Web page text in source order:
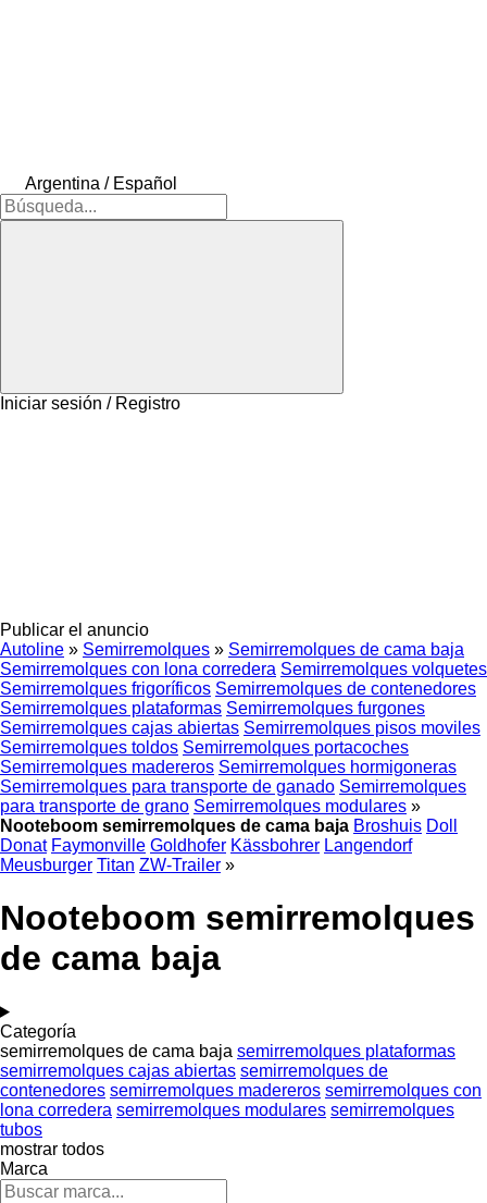
Argentina / Español
Iniciar sesión / Registro
Publicar el anuncio
Autoline » Semirremolques » Semirremolques de cama baja
Semirremolques con lona corredera Semirremolques volquetes
Semirremolques frigoríficos Semirremolques de contenedores
Semirremolques plataformas Semirremolques furgones
Semirremolques cajas abiertas Semirremolques pisos moviles
Semirremolques toldos Semirremolques portacoches
Semirremolques madereros Semirremolques hormigoneras
Semirremolques para transporte de ganado Semirremolques
para transporte de grano Semirremolques modulares »
Nooteboom semirremolques de cama baja Broshuis Doll
Donat Faymonville Goldhofer Kässbohrer Langendorf
Meusburger Titan ZW-Trailer »
Nooteboom semirremolques
de cama baja
Categoría
semirremolques de cama baja semirremolques plataformas
semirremolques cajas abiertas semirremolques de
contenedores semirremolques madereros semirremolques con
lona corredera semirremolques modulares semirremolques
tubos
mostrar todos
Marca